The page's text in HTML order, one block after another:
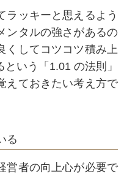
ラッキーと思えるよう
ンタルの強さがあるの
くしてコツコツ積み上
いう「1.01 の法則」
えておきたい考え方で
る
営者の向上心が必要で